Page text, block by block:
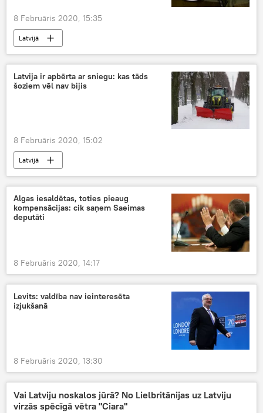
8 Februāris 2020, 15:35
Latvijā
Latvija ir apbērta ar sniegu: kas tāds
šoziem vēl nav bijis
8 Februāris 2020, 15:02
Latvijā
Algas iesaldētas, toties pieaug
kompensācijas: cik saņem Saeimas
deputāti
8 Februāris 2020, 14:17
Levits: valdība nav ieinteresēta
izjukšanā
8 Februāris 2020, 13:30
Vai Latviju noskalos jūrā? No Lielbritānijas uz Latviju
virzās spēcīgā vētra "Ciara"